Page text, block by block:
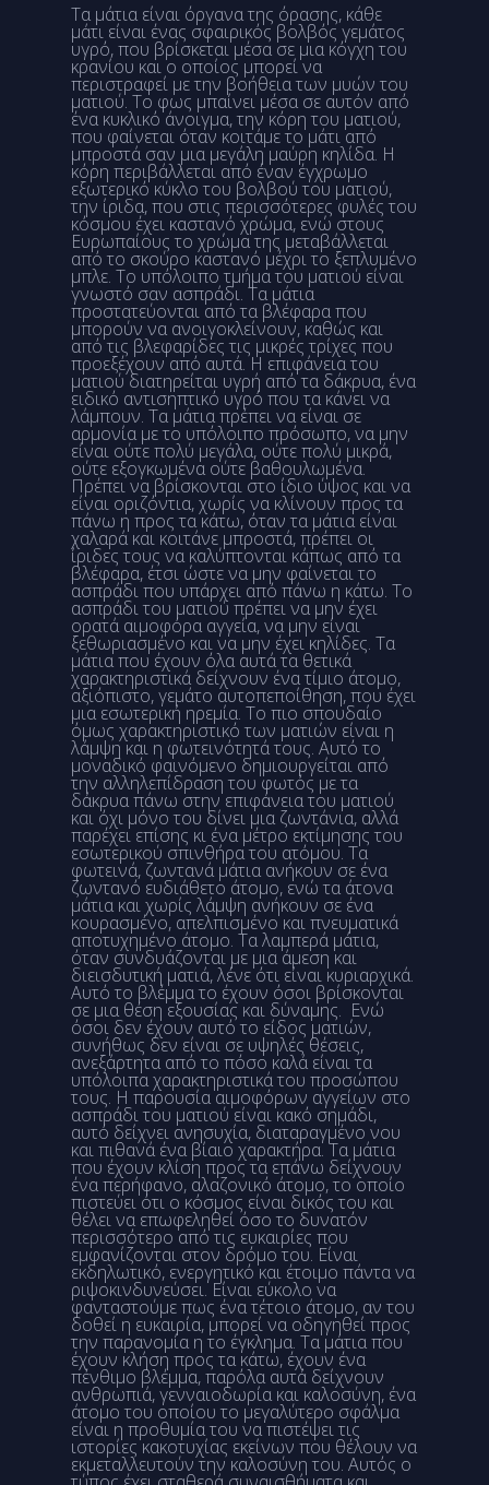
Τα μάτια είναι όργανα της όρασης, κάθε
μάτι είναι ένας σφαιρικός βολβός γεμάτος
υγρό, που βρίσκεται μέσα σε μια κόγχη του
κρανίου και ο οποίος μπορεί να
περιστραφεί με την βοήθεια των μυών του
ματιού. Το φως μπαίνει μέσα σε αυτόν από
ένα κυκλικό άνοιγμα, την κόρη του ματιού,
που φαίνεται όταν κοιτάμε το μάτι από
μπροστά σαν μια μεγάλη μαύρη κηλίδα. Η
κόρη περιβάλλεται από έναν έγχρωμο
εξωτερικό κύκλο του βολβού του ματιού,
την ίριδα, που στις περισσότερες φυλές του
κόσμου έχει καστανό χρώμα, ενώ στους
Ευρωπαίους το χρώμα της μεταβάλλεται
από το σκούρο καστανό μέχρι το ξεπλυμένο
μπλε. Το υπόλοιπο τμήμα του ματιού είναι
γνωστό σαν ασπράδι. Τα μάτια
προστατεύονται από τα βλέφαρα που
μπορούν να ανοιγοκλείνουν, καθώς και
από τις βλεφαρίδες τις μικρές τρίχες που
προεξέχουν από αυτά. Η επιφάνεια του
ματιού διατηρείται υγρή από τα δάκρυα, ένα
ειδικό αντισηπτικό υγρό που τα κάνει να
λάμπουν. Τα μάτια πρέπει να είναι σε
αρμονία με το υπόλοιπο πρόσωπο, να μην
είναι ούτε πολύ μεγάλα, ούτε πολύ μικρά,
ούτε εξογκωμένα ούτε βαθουλωμένα.
Πρέπει να βρίσκονται στο ίδιο ύψος και να
είναι οριζόντια, χωρίς να κλίνουν προς τα
πάνω η προς τα κάτω, όταν τα μάτια είναι
χαλαρά και κοιτάνε μπροστά, πρέπει οι
ίριδες τους να καλύπτονται κάπως από τα
βλέφαρα, έτσι ώστε να μην φαίνεται το
ασπράδι που υπάρχει από πάνω η κάτω. Το
ασπράδι του ματιού πρέπει να μην έχει
ορατά αιμοφόρα αγγεία, να μην είναι
ξεθωριασμένο και να μην έχει κηλίδες. Τα
μάτια που έχουν όλα αυτά τα θετικά
χαρακτηριστικά δείχνουν ένα τίμιο άτομο,
αξιόπιστο, γεμάτο αυτοπεποίθηση, που έχει
μια εσωτερική ηρεμία. Το πιο σπουδαίο
όμως χαρακτηριστικό των ματιών είναι η
λάμψη και η φωτεινότητά τους. Αυτό το
μοναδικό φαινόμενο δημιουργείται από
την αλληλεπίδραση του φωτός με τα
δάκρυα πάνω στην επιφάνεια του ματιού
και όχι μόνο του δίνει μια ζωντάνια, αλλά
παρέχει επίσης κι ένα μέτρο εκτίμησης του
εσωτερικού σπινθήρα του ατόμου. Τα
φωτεινά, ζωντανά μάτια ανήκουν σε ένα
ζωντανό ευδιάθετο άτομο, ενώ τα άτονα
μάτια και χωρίς λάμψη ανήκουν σε ένα
κουρασμένο, απελπισμένο και πνευματικά
αποτυχημένο άτομο. Τα λαμπερά μάτια,
όταν συνδυάζονται με μια άμεση και
διεισδυτική ματιά, λένε ότι είναι κυριαρχικά.
Αυτό το βλέμμα το έχουν όσοι βρίσκονται
σε μια θέση εξουσίας και δύναμης. Ενώ
όσοι δεν έχουν αυτό το είδος ματιών,
συνήθως δεν είναι σε υψηλές θέσεις,
ανεξάρτητα από το πόσο καλά είναι τα
υπόλοιπα χαρακτηριστικά του προσώπου
τους. Η παρουσία αιμοφόρων αγγείων στο
ασπράδι του ματιού είναι κακό σημάδι,
αυτό δείχνει ανησυχία, διαταραγμένο νου
και πιθανά ένα βίαιο χαρακτήρα. Τα μάτια
που έχουν κλίση προς τα επάνω δείχνουν
ένα περήφανο, αλαζονικό άτομο, το οποίο
πιστεύει ότι ο κόσμος είναι δικός του και
θέλει να επωφεληθεί όσο το δυνατόν
περισσότερο από τις ευκαιρίες που
εμφανίζονται στον δρόμο του. Είναι
εκδηλωτικό, ενεργητικό και έτοιμο πάντα να
ριψοκινδυνεύσει. Είναι εύκολο να
φανταστούμε πως ένα τέτοιο άτομο, αν του
δοθεί η ευκαιρία, μπορεί να οδηγηθεί προς
την παρανομία η το έγκλημα. Τα μάτια που
έχουν κλήση προς τα κάτω, έχουν ένα
πένθιμο βλέμμα, παρόλα αυτά δείχνουν
ανθρωπιά, γενναιοδωρία και καλοσύνη, ένα
άτομο του οποίου το μεγαλύτερο σφάλμα
είναι η προθυμία του να πιστέψει τις
ιστορίες κακοτυχίας εκείνων που θέλουν να
εκμεταλλευτούν την καλοσύνη του. Αυτός ο